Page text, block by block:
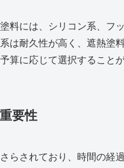
料には、シリコン系、フ
は耐久性が高く、遮熱塗
算に応じて選択することが
要性
らされており、時間の経